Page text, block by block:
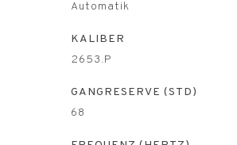
Automatik
KALIBER
2653.P
GANGRESERVE (STD)
68